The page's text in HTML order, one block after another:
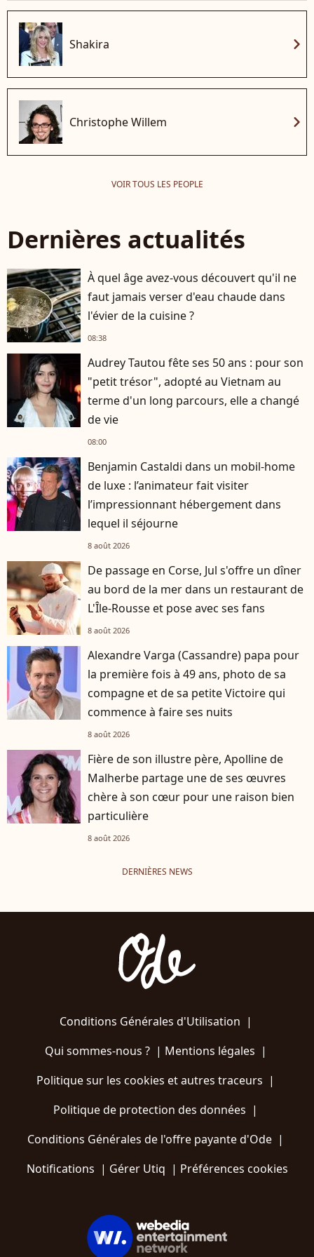
Shakira chevron_right
Christophe Willem chevron_right
VOIR TOUS LES PEOPLE
Dernières actualités
À quel âge avez-vous découvert qu'il ne
faut jamais verser d'eau chaude dans
l'évier de la cuisine ?
08:38
Audrey Tautou fête ses 50 ans : pour son
"petit trésor", adopté au Vietnam au
terme d'un long parcours, elle a changé
de vie
08:00
Benjamin Castaldi dans un mobil-home
de luxe : l’animateur fait visiter
l’impressionnant hébergement dans
lequel il séjourne
8 août 2026
De passage en Corse, Jul s'offre un dîner
au bord de la mer dans un restaurant de
L'Île-Rousse et pose avec ses fans
8 août 2026
Alexandre Varga (Cassandre) papa pour
la première fois à 49 ans, photo de sa
compagne et de sa petite Victoire qui
commence à faire ses nuits
8 août 2026
Fière de son illustre père, Apolline de
Malherbe partage une de ses œuvres
chère à son cœur pour une raison bien
particulière
8 août 2026
DERNIÈRES NEWS
Conditions Générales d'Utilisation |
Qui sommes-nous ?| Mentions légales |
Politique sur les cookies et autres traceurs |
Politique de protection des données |
Conditions Générales de l'offre payante d'Ode |
Notifications | Gérer Utiq | Préférences cookies